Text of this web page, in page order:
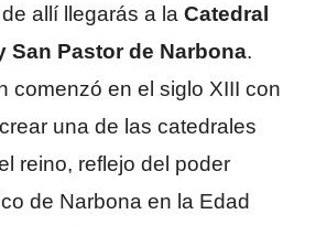
allí llegarás a la Catedral
San Pastor de Narbona.
comenzó en el siglo XIII con
una de las catedrales
reino, reflejo del poder
de Narbona en la Edad